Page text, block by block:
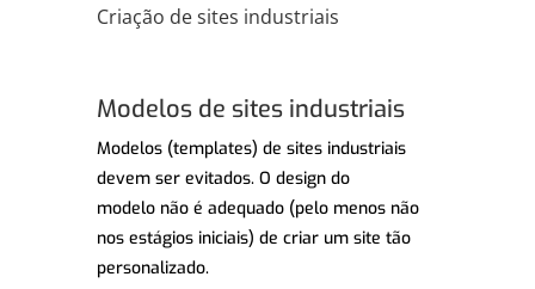
Criação de sites industriais
Modelos de sites industriais
Modelos (templates) de sites industriais
devem ser evitados. O design do
modelonão é adequado (pelo menos não
nos estágios iniciais) de criar um site tão
personalizado.